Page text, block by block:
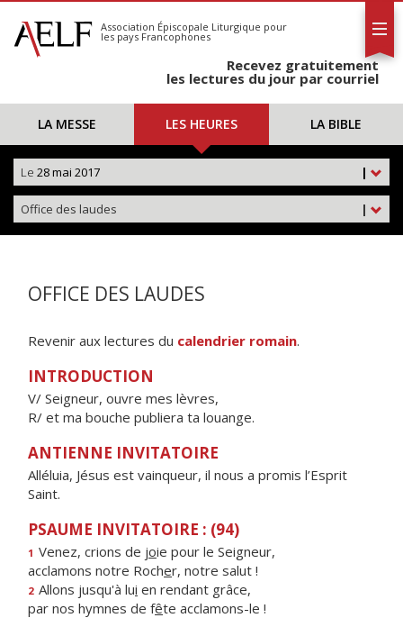
S'abonner
Calendrier
Association Épiscopale Liturgique pour
les pays Francophones
Recevez gratuitement
les lectures du jour par courriel
LA MESSE LES HEURES LA BIBLE
|
Le 28 mai 2017
|
Office des laudes
OFFICE DES LAUDES
Revenir aux lectures du calendrier romain.
INTRODUCTION
V/ Seigneur, ouvre mes lèvres,
R/ et ma bouche publiera ta louange.
ANTIENNE INVITATOIRE
Alléluia, Jésus est vainqueur, il nous a promis l’Esprit
Saint.
PSAUME INVITATOIRE : (94)
1 Venez, crions de joie pour le Seigneur,
acclamons notre Rocher, notre salut !
2 Allons jusqu'à lui en rendant grâce,
par nos hymnes de fête acclamons-le !